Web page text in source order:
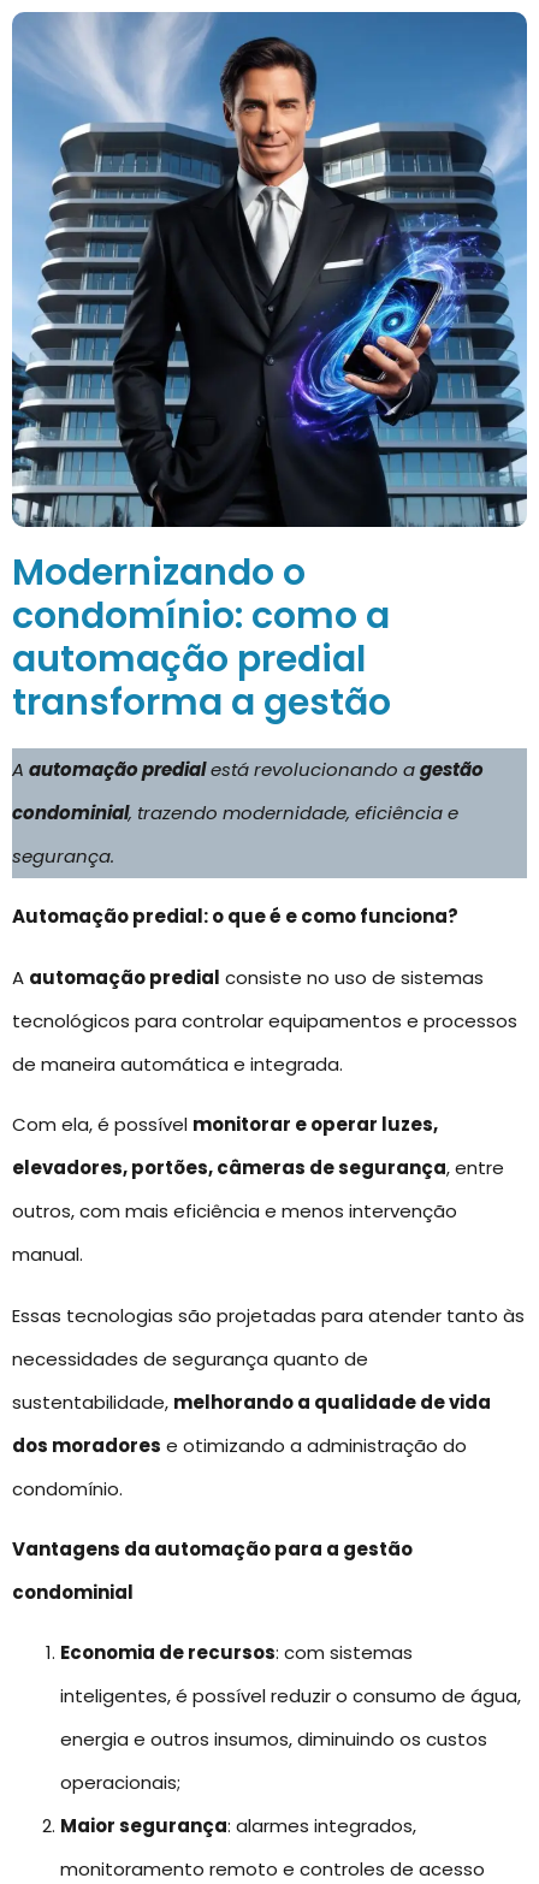
Modernizando o
condomínio: como a
automação predial
transforma a gestão
A automação predialestá revolucionando agestão
condominial, trazendo modernidade, eficiência e
segurança.
Automação predial: o que é e como funciona?
A automação predial consiste no uso de sistemas
tecnológicos para controlar equipamentos e processos
de maneira automática e integrada.
Com ela, é possível monitorar e operar luzes,
elevadores, portões, câmeras de segurança, entre
outros, com mais eficiência e menos intervenção
manual.
Essas tecnologias são projetadas para atender tanto às
necessidades de segurança quanto de
sustentabilidade, melhorando a qualidade de vida
dos moradores e otimizando a administração do
condomínio.
Vantagens da automação para a gestão
condominial
Economia de recursos: com sistemas
inteligentes, é possível reduzir o consumo de água,
energia e outros insumos, diminuindo os custos
operacionais;
Maior segurança: alarmes integrados,
monitoramento remoto e controles de acesso